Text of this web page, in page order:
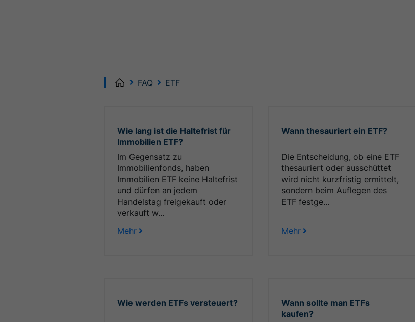
HomeFAQ ETF
Wie lang ist die Haltefrist für
Immobilien ETF?
Im Gegensatz zu
Immobilienfonds, haben
Immobilien ETF keine Haltefrist
und dürfen an jedem
Handelstag freigekauft oder
verkauft w...
Mehr
Wann thesauriert ein ETF?
Die Entscheidung, ob eine ETF
thesauriert oder ausschüttet
wird nicht kurzfristig ermittelt,
sondern beim Auflegen des
ETF festge...
Mehr
Wie werden ETFs versteuert?
Wann sollte man ETFs
kaufen?